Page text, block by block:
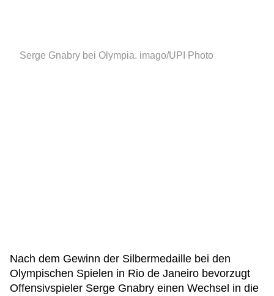
Serge Gnabry bei Olympia. imago/UPI Photo
Nach dem Gewinn der Silbermedaille bei den
Olympischen Spielen in Rio de Janeiro bevorzugt
Offensivspieler Serge Gnabry einen Wechsel in die